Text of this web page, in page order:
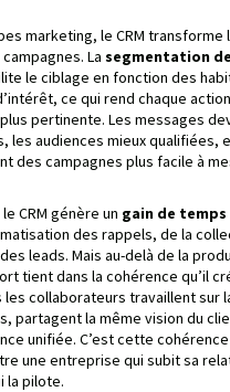
marketing, le CRM transforme
La segmentation
le ciblage en fonction des
ce qui rend chaque
pertinente. Les messages
les audiences mieux qualifiées,
des campagnes plus facile à
CRM génère un gain de temps
des rappels, de la
leads. Mais au-delà de la
tient dans la cohérence qu’il
les collaborateurs travaillent sur
partagent la même vision du
unifiée. C’est cette
une entreprise qui subit sa
la pilote.